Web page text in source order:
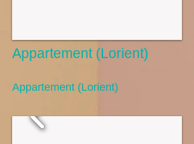
Appartement (Lorient)
Appartement (Lorient)